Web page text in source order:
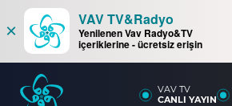
×
VAV TV&Radyo
Yenilenen Vav Radyo&TV
içeriklerine - ücretsiz erişin
VAV TV
CANLI YAYIN